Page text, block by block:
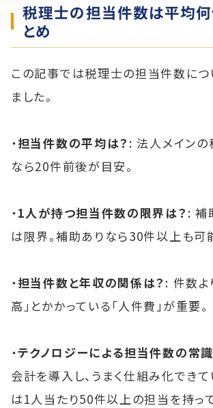
税理士の担当件数は平均
とめ
この記事では税理士の担当件数につ
ました。
・担当件数の平均は？ : 法人メイン
なら20件前後が目安。
・1人が持つ担当件数の限界は？ : 補
は限界。補助ありなら30件以上も可
・担当件数と年収の関係は？ : 件数よ
高」とかかっている「人件費」が重要。
・テクノロジーによる担当件数の常
会計を導入し、うまく仕組み化でき
は1人当たり50件以上の担当を持っ